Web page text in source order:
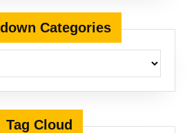
Categories
Tag Cloud